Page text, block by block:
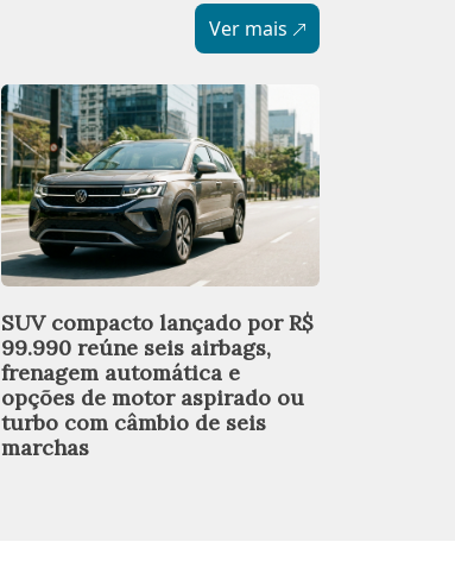
Ver mais
SUV compacto lançado por R$
99.990 reúne seis airbags,
frenagem automática e
opções de motor aspirado ou
turbo com câmbio de seis
marchas